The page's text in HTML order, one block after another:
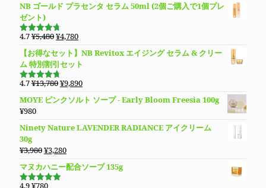
¥5,480
し
た。
は
す。
NB ゴールド プラセンタ セラム 50ml (2個ご購入で1個プレ
ゼント)
5段階で
価
4.7¥5,480元
価
格
は
で
た。
¥4,780現
の
価
格
¥4,780
す。
【お得なセット】NB Revitox エイジング セラム & クリー
ム 特別割引セット
5段階で
価
4.7¥13,780元
価
は
で
し
た。
¥9,890現
の
格
で
す。
MOYE ピンクソルト ソープ - Early Bloom Freesia 100g
¥980
Ninety Nature LAVENDER RADIANCE アイクリーム
30g
¥3,980元
価
格
¥3,280現
在
の
マヌカハニー配合ソープ 135g
4.9¥780